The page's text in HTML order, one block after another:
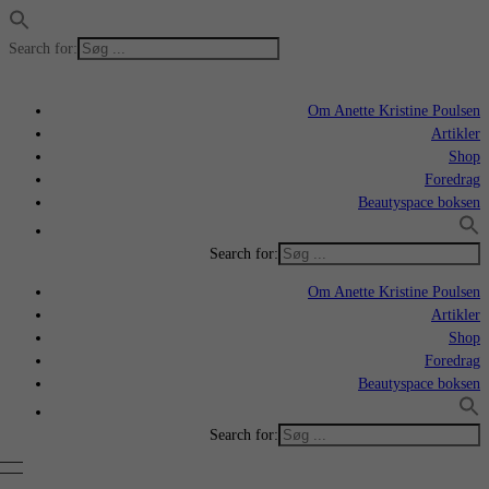
Search for:
Om Anette Kristine Poulsen
Artikler
Shop
Foredrag
Beautyspace boksen
Search for:
Om Anette Kristine Poulsen
Artikler
Shop
Foredrag
Beautyspace boksen
Search for: